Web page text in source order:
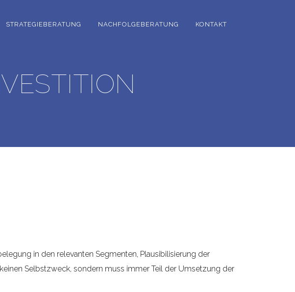
STRATEGIEBERATUNG NACHFOLGEBERATUNG KONTAKT
in den relevanten Segmenten, Plausibilisierung der
Selbstzweck, sondern muss immer Teil der Umsetzung der